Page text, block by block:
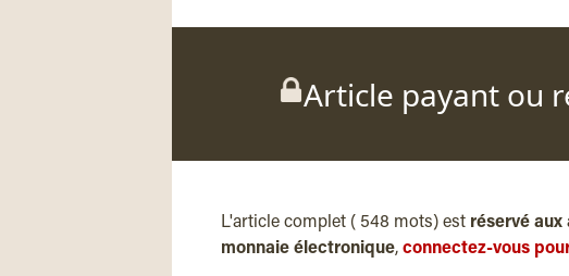
Article payant ou
L'article complet ( 548 mots) est réservé aux
monnaie électronique, connectez-vous